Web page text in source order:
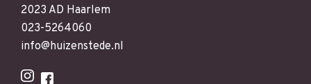
2023 AD Haarlem
023-5264060
info@huizenstede.nl